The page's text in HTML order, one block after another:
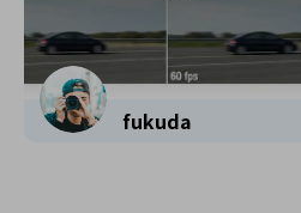
fukuda